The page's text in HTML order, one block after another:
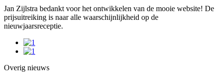
Jan Zijlstra bedankt voor het ontwikkelen van de mooie website! De
prijsuitreiking is naar alle waarschijnlijkheid op de
nieuwjaarsreceptie.
Overig nieuws